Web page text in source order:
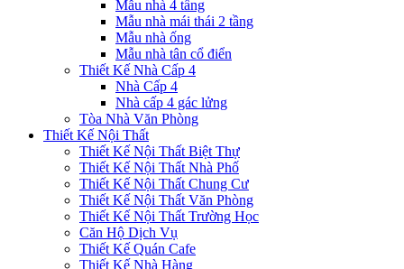
Mẫu nhà 4 tầng
Mẫu nhà mái thái 2 tầng
Mẫu nhà ống
Mẫu nhà tân cổ điển
Thiết Kế Nhà Cấp 4
Nhà Cấp 4
Nhà cấp 4 gác lửng
Tòa Nhà Văn Phòng
Thiết Kế Nội Thất
Thiết Kế Nội Thất Biệt Thự
Thiết Kế Nội Thất Nhà Phố
Thiết Kế Nội Thất Chung Cư
Thiết Kế Nội Thất Văn Phòng
Thiết Kế Nội Thất Trường Học
Căn Hộ Dịch Vụ
Thiết Kế Quán Cafe
Thiết Kế Nhà Hàng